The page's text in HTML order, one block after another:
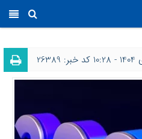
کد خبر: 26389